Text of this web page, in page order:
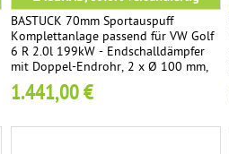
BASTUCK 70mm Sportauspuff
Komplettanlage passend für VW Golf
6 R 2.0l 199kW - Endschalldämpfer
mit Doppel-Endrohr, 2 x Ø 100 mm,
Ausgang Mitte
1.441,00 €